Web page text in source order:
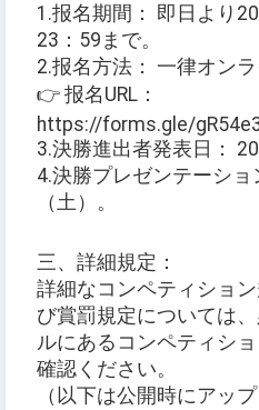
1.报名期間： 即日より
23：59まで。
2.报名方法： 一律オンラ
👉 报名URL：
https://forms.gle/
3.決勝進出者発表日：
4.決勝プレゼンテーショ
（土）。
三、詳細規定：
詳細なコンペティショ
び賞罰規定については
ルにあるコンペティシ
確認ください。
（以下は公開時にアッ